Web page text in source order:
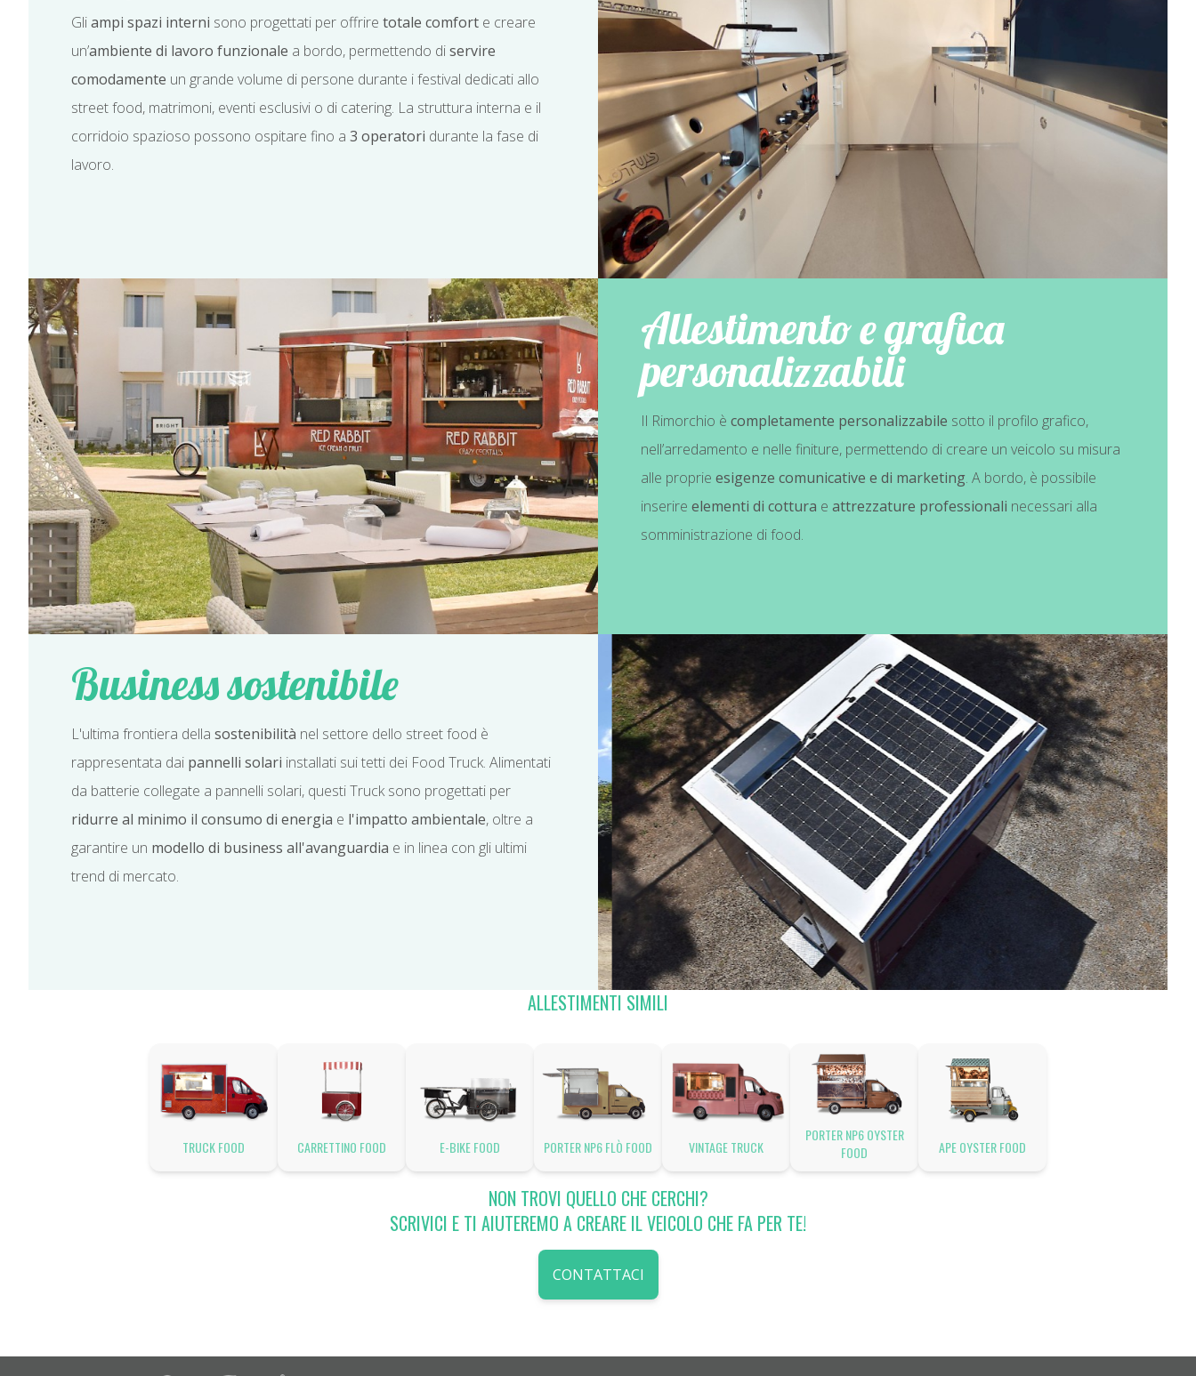
Gliampi spazi interni sono progettati per offrire totale comfort e creare
un’ambiente di lavoro funzionale a bordo, permettendo diservire
comodamente un grande volume di persone durante i festival dedicati allo
street food, matrimoni, eventi esclusivi o di catering. La struttura interna e il
corridoio spazioso possono ospitare fino a 3 operatori durante la fase di
lavoro.
Allestimento e grafica
personalizzabili
Il Rimorchio è completamente personalizzabile sotto il profilo grafico,
nell’arredamento e nelle finiture, permettendo di creare un veicolo su misura
alle proprie esigenze comunicative e di marketing. A bordo, è possibile
inserire elementi di cottura e attrezzature professionali necessari alla
somministrazione di food.
Business sostenibile
L'ultima frontiera della sostenibilità nel settore dello street food è
rappresentata dai pannelli solari installati sui tetti dei Food Truck. Alimentati
da batterie collegate a pannelli solari, questi Truck sono progettati per
ridurre al minimo il consumo di energia e l'impatto ambientale, oltre a
garantire un modello di business all'avanguardia e in linea con gli ultimi
trend di mercato.
ALLESTIMENTI SIMILI
TRUCK FOOD CARRETTINO FOOD E-BIKE FOOD PORTER NP6 FLÒ FOOD VINTAGE TRUCK
PORTER NP6 OYSTER
FOOD
APE OYSTER FOOD
NON TROVI QUELLO CHE CERCHI?
SCRIVICI E TI AIUTEREMO A CREARE IL VEICOLO CHE FA PER TE!
CONTATTACI